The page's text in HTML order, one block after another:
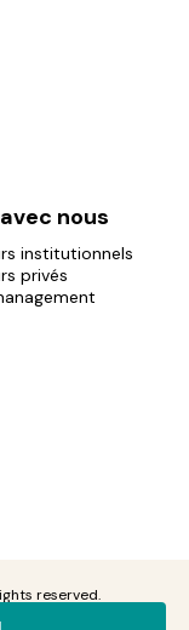
nous
institutionnels
privés
reserved.